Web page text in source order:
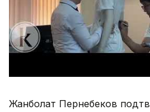
Жанболат Пернебеков